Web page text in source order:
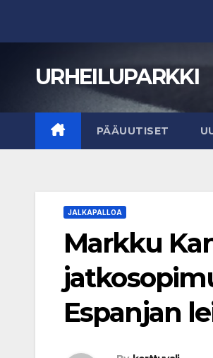
URHEILUPARKKI
PÄÄUUTISET
JALKAPALLOA
Markku
Espanjan